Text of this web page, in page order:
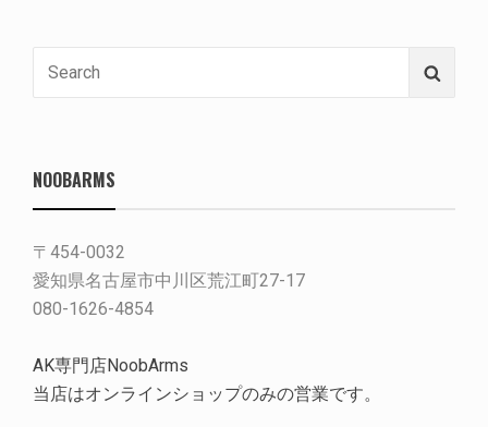
NOOBARMS
〒454-0032
愛知県名古屋市中川区荒江町27-17
080-1626-4854
AK専門店NoobArms
当店はオンラインショップのみの営業です。